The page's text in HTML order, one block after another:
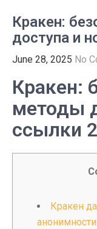
Кракен:
доступа и
June 28, 2025 No
Кракен:
методы
ссылки
Кракен
анонимности